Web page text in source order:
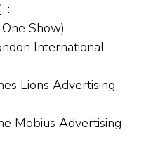
Show)
International
Lions Advertising
Mobius Advertising